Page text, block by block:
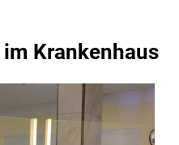
Krankenhaus